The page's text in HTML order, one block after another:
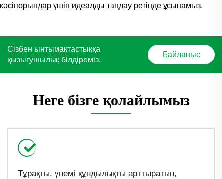
кәсіпорындар үшін идеалды таңдау ретінде ұсынамыз.
Сізбен ынтымақтастыққа
қызығушылық білдіреміз.
Байланыс
Неге бізге қолайлымыз
Тұрақты, үнемі құндылықты арттыратын,